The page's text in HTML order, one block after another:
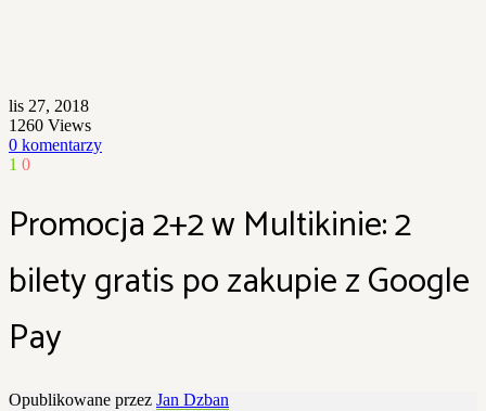
lis 27, 2018
1260 Views
0 komentarzy
1 0
Promocja 2+2 w Multikinie: 2
bilety gratis po zakupie z Google
Pay
Opublikowane przez Jan Dzban